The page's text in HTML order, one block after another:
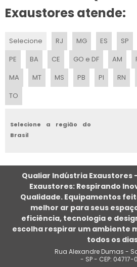
ALUGUEL DE CLIMATIZADORES PARA
CLIMATIZADOR EVAPORATIVO
CLIMATIZADOR PORTATIL COM AGUA
CLIMATIZADOR DE AR INDUSTRIAL DE
CLIMATIZAÇÃO DE AR
CLIMATIZADOR PORTÁTIL INDUSTRIAL
CLIMATIZADOR DE AMBIENTES
CLIMATIZADOR COM NÉVOA DE ÁGUA
CLIMATIZADOR VENTILADOR
Exaustores atende:
Selecione RJ MG ES SP
PE
BA CE GO e DF AM
MA
MT MS PB PI RN
TO
Selecione a região do
Brasil
Qualiar Indústria Exaustores
Exaustores: Respirando
Qualidade. Equipamentos
melhor ar para seus
eficiência, tecnologia e
escolha respirar um ambiente
todos os
Rua Alexandre Dumas -
- SP - CEP: 04717-